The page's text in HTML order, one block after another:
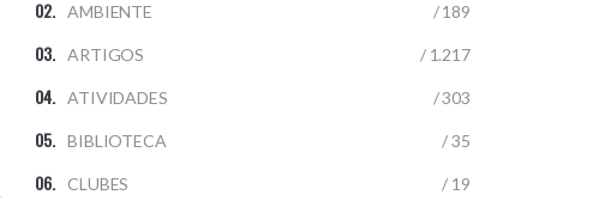
AMBIENTE / 189
ARTIGOS / 1.217
ATIVIDADES / 303
BIBLIOTECA / 35
CLUBES / 19